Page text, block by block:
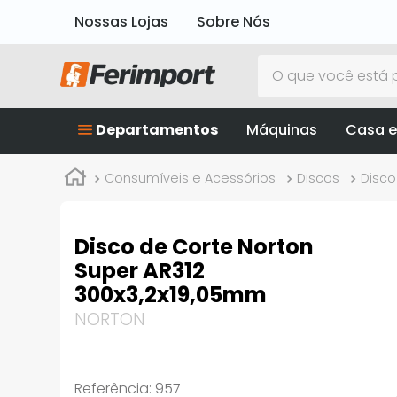
Nossas Lojas Sobre Nós
Departamentos Máquinas Casa
Consumíveis e Acessórios Discos
Disco de Corte Norton
Super AR312
300x3,2x19,05mm
NORTON
Referência: 957